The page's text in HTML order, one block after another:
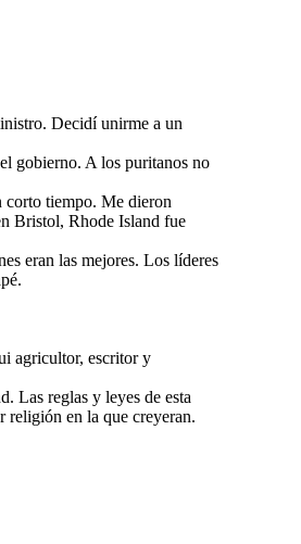
Decidí unirme a un
gobierno. A los puritanos no
corto tiempo. Me dieron
Bristol, Rhode Island fue
eran las mejores. Los líderes
agricultor, escritor y
Las reglas y leyes de esta
religión en la que creyeran.